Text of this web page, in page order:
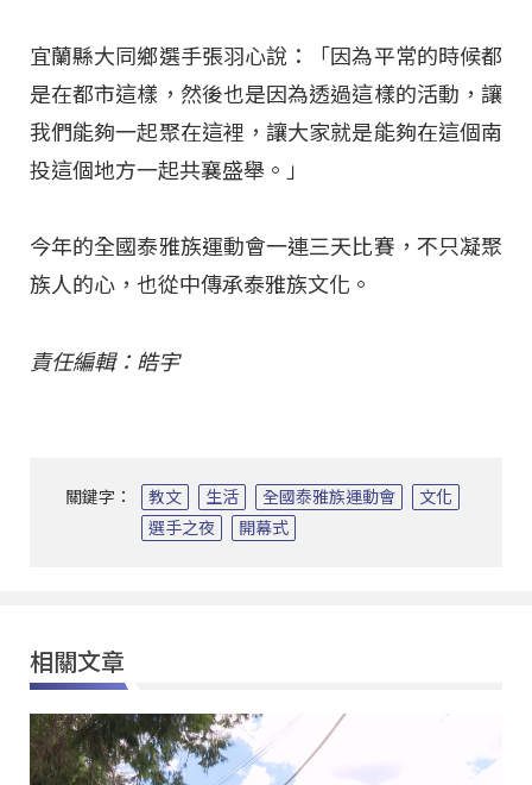
宜蘭縣大同鄉選手張羽心說：「因為平常的時候都
是在都市這樣，然後也是因為透過這樣的活動，讓
我們能夠一起聚在這裡，讓大家就是能夠在這個南
投這個地方一起共襄盛舉。」
今年的全國泰雅族運動會一連三天比賽，不只凝聚
族人的心，也從中傳承泰雅族文化。
責任編輯：皓宇
關鍵字： 教文 生活 全國泰雅族運動會
文化
選手之夜
開幕式
相關文章